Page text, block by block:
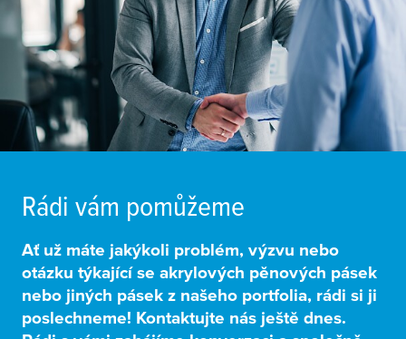
Rádi vám pomůžeme
Ať už máte jakýkoli problém, výzvu nebo
otázku týkající se akrylových pěnových pásek
nebo jiných pásek z našeho portfolia, rádi si ji
poslechneme! Kontaktujte nás ještě dnes.